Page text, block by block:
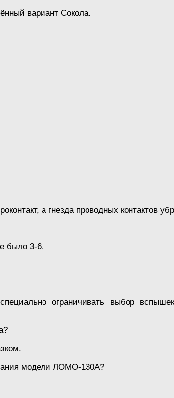
вариант Сокола.
а гнезда проводных контактов
было 3-6.
ограничивать выбор
модели ЛОМО-130А?